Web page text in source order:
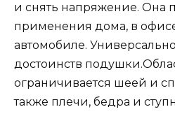
и снять напряжение. Она
применения дома, в
автомобиле.
достоинств
ограничивается шеей и
также плечи, бедра и